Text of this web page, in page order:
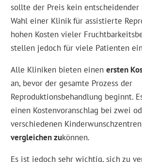
sollte der Preis kein
Wahl einer Klinik für assistierte
hohen Kosten vieler
stellen jedoch für viele Patienten
Alle Kliniken bieten einenersten
an, bevor der gesamte Prozess der
Reproduktionsbehandlung beginnt.
einen Kostenvoranschlag bei zwei
verschiedenen
vergleichen zukönnen.
Es ist jedoch sehr wichtig, sich zu